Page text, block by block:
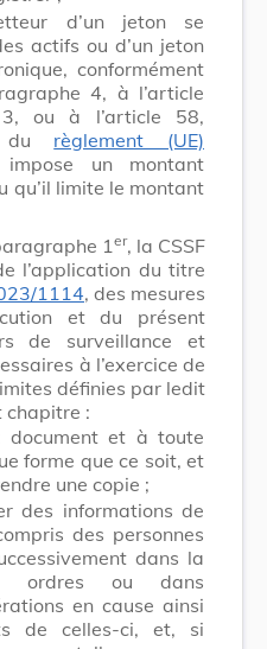
d’un jeton se
actifs ou d’un jeton
conformément
4, à l’article
ou à l’article 58,
du règlement (UE)
impose un montant
qu’il limite le montant
1 er, la CSSF
l’application du titre
1114, des mesures
et du présent
de surveillance et
à l’exercice de
définies par ledit
chapitre :
et à toute
forme que ce soit, et
une copie ;
des informations de
des personnes
dans la
ordres ou dans
en cause ainsi
de celles-ci, et, si